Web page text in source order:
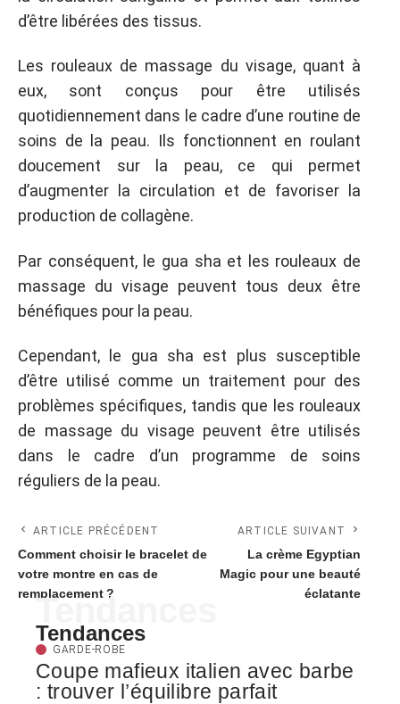
d’être libérées des tissus.
Les rouleaux de massage du visage, quant à
eux, sont conçus pour être utilisés
quotidiennement dans le cadre d’une routine de
soins de la peau. Ils fonctionnent en roulant
doucement sur la peau, ce qui permet
d’augmenter la circulation et de favoriser la
production de collagène.
Par conséquent, le gua sha et les rouleaux de
massage du visage peuvent tous deux être
bénéfiques pour la peau.
Cependant, le gua sha est plus susceptible
d’être utilisé comme un traitement pour des
problèmes spécifiques, tandis que les rouleaux
de massage du visage peuvent être utilisés
dans le cadre d’un programme de soins
réguliers de la peau.
ARTICLE PRÉCÉDENT
Comment choisir le bracelet de
votre montre en cas de
remplacement ?
ARTICLE SUIVANT
La crème Egyptian
Magic pour une beauté
éclatante
Tendances
Tendances
GARDE-ROBE
Coupe mafieux italien avec barbe
: trouver l’équilibre parfait